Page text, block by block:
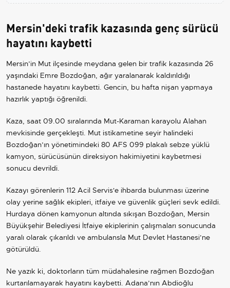
Mersin'deki trafik kazasında genç sürücü
hayatını kaybetti
Mersin’in Mut ilçesinde meydana gelen bir trafik kazasında 26
yaşındaki Emre Bozdoğan, ağır yaralanarak kaldırıldığı
hastanede hayatını kaybetti. Gencin, bu hafta nişan yapmaya
hazırlık yaptığı öğrenildi.
Kaza, saat 09.00 sıralarında Mut-Karaman karayolu Alahan
mevkisinde gerçekleşti. Mut istikametine seyir halindeki
Bozdoğan’ın yönetimindeki 80 AFS 099 plakalı sebze yüklü
kamyon, sürücüsünün direksiyon hakimiyetini kaybetmesi
sonucu devrildi.
Kazayı görenlerin 112 Acil Servis'e ihbarda bulunması üzerine
olay yerine sağlık ekipleri, itfaiye ve güvenlik güçleri sevk edildi.
Hurdaya dönen kamyonun altında sıkışan Bozdoğan, Mersin
Büyükşehir Belediyesi İtfaiye ekiplerinin çalışmaları sonucunda
yaralı olarak çıkarıldı ve ambulansla Mut Devlet Hastanesi’ne
götürüldü.
Ne yazık ki, doktorların tüm müdahalesine rağmen Bozdoğan
kurtarılamayarak hayatını kaybetti. Adana’nın Abdioğlu